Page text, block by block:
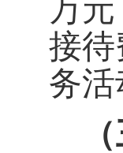
万元
接
务